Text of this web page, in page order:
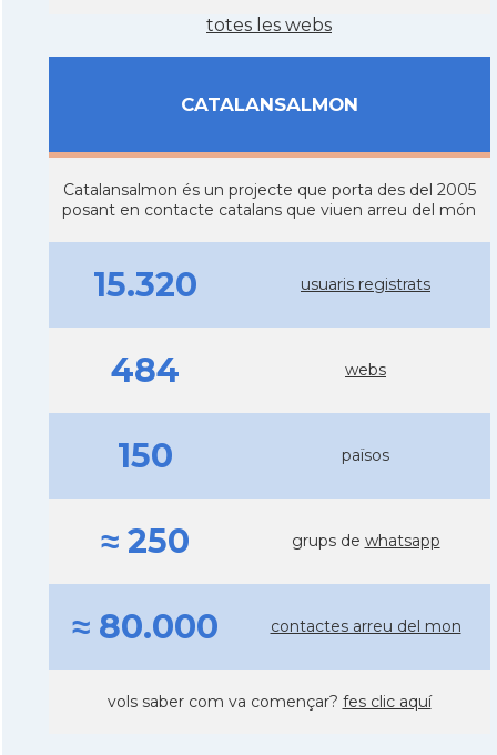
totes les webs
CATALANSALMON
Catalansalmon és un projecte que porta des del 2005
posant en contacte catalans que viuen arreu del món
15.320 usuaris registrats
484 webs
150 països
≈ 250 grups de whatsapp
≈ 80.000 contactes arreu del mon
vols saber com va començar? fes clic aquí